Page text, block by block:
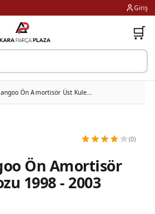
Giriş
🛒
Renault Kangoo Ön Amortisör Üst Kule Takozu 1998 - 2003 Meydan
(0)
Ön Amortisör
1998 - 2003